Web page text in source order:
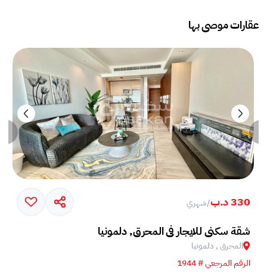
عقارات موصى بها
330 د.ب /شهري
شقة سكني للايجار في المحرق, دلمونيا
المحرق , دلمونيا
الرقم المرجعي # 1944